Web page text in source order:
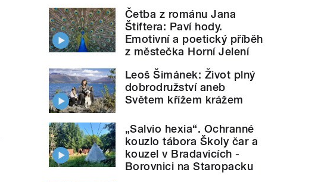
Četba z románu Jana
Štiftera: Paví hody.
Emotivní a poetický příběh
z městečka Horní Jelení
Leoš Šimánek: Život plný
dobrodružství aneb
Světem křížem krážem
„Salvio hexia“. Ochranné
kouzlo tábora Školy čar a
kouzel v Bradavicích -
Borovnici na Staropacku